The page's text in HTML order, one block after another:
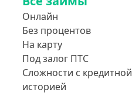
Онлайн
Без процентов
На карту
Под залог ПТС
Сложности с кредитной
историей